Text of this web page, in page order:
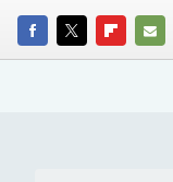
FACEBOOKTWITTERFLIPBOARD
E-